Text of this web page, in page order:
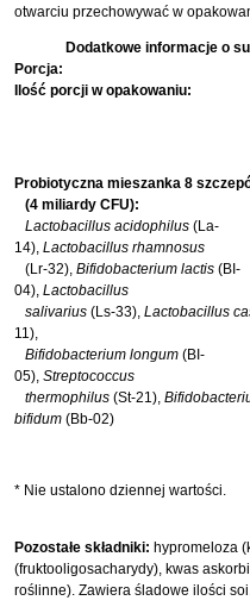
otwarciu przechowywać w
Dodatkowe informacje o
Porcja:
Ilość porcji w opakowaniu:
* Nie ustalono dziennej wartości.
Probiotyczna mieszanka 8
(4 miliardy CFU):
Lactobacillus acidophilus (La-
14), Lactobacillus rhamnosus
(Lr-32), Bifidobacterium lactis (BI-
04), Lactobacillus
salivarius (Ls-33), Lactobacillus
11),
Bifidobacterium longum (BI-
05), Streptococcus
thermophilus (St-21),
bifidum (Bb-02)
Pozostałe składniki: hypromeloza
(fruktooligosacharydy), kwas
roślinne). Zawiera śladowe ilości